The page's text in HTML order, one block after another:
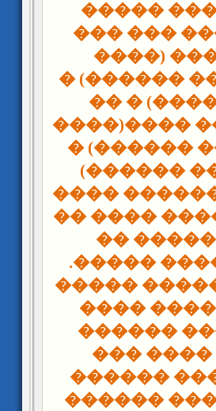
�� �����
����� -
���� ��
������) �
��
����� (����
������) �
�� ����
����� ����
(��� ����
������
������ �
������
����
�������.
��� ����
����:" ���
�����"